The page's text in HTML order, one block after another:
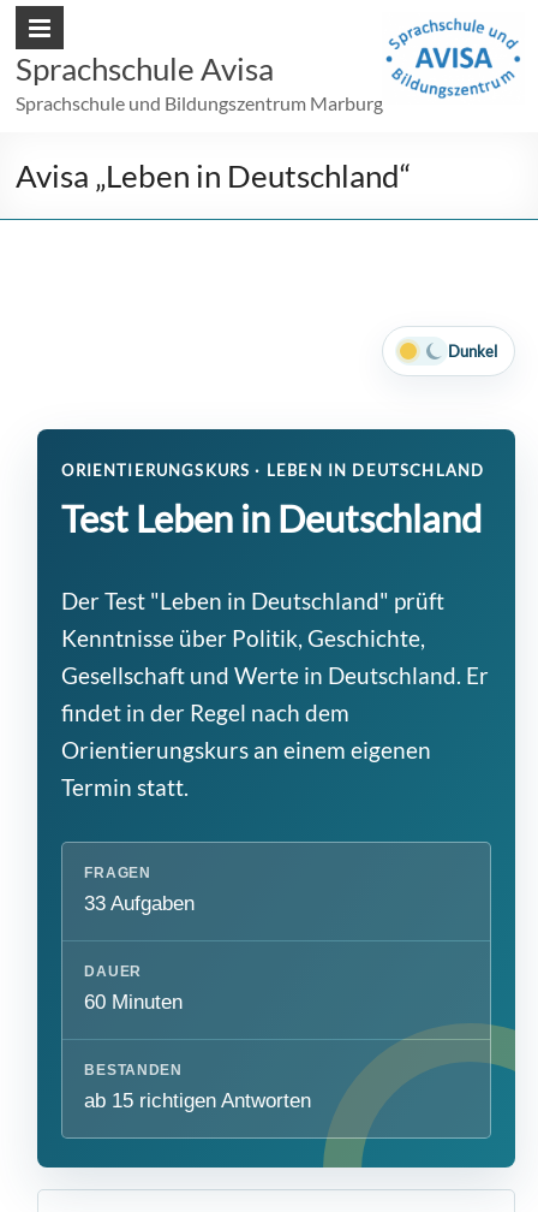
Sprachschule Avisa
Sprachschule und Bildungszentrum Marburg
Avisa „Leben in Deutschland“
Dunkel
ORIENTIERUNGSKURS · LEBEN IN DEUTSCHLAND
Test Leben in Deutschland
Der Test "Leben in Deutschland" prüft
Kenntnisse über Politik, Geschichte,
Gesellschaft und Werte in Deutschland. Er
findet in der Regel nach dem
Orientierungskurs an einem eigenen
Termin statt.
FRAGEN
33 Aufgaben
DAUER
60 Minuten
BESTANDEN
ab 15 richtigen Antworten